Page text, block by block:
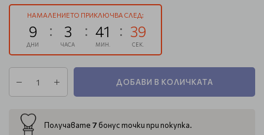
НАМАЛЕНИЕТО ПРИКЛЮЧВА СЛЕД:
9
ДНИ
3
ЧАСА
41
МИН.
38
СЕК.
ДОБАВИ В КОЛИЧКАТА
Получавате 7 бонус точки при покупка.